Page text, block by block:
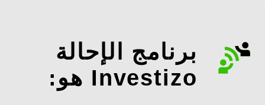
برنامج الإحالة
Investizo هو: